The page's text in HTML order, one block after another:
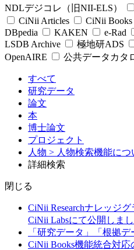
NDLデジコレ（旧NII-ELS）
CiNii Articles
CiNii Books
DBpedia
KAKEN e-Rad
LSDB Archive
極地研ADS
OpenAIRE
公共データカタ
すべて
研究データ
論文
本
博士論文
プロジェクト
人物 > 人物検索機能につ
詳細検索
閉じる
CiNii Researchナレッジ
CiNii Labsにて公開しま
「研究データ」「根拠
CiNii Books機能統合対